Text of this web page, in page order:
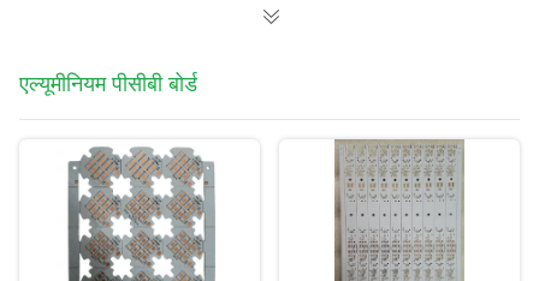
एल्यूमीनियम पीसीबी बोर्ड